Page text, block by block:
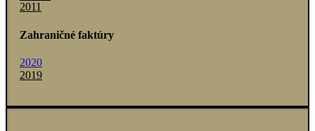
2011
Zahraničné faktúry
2020
2019